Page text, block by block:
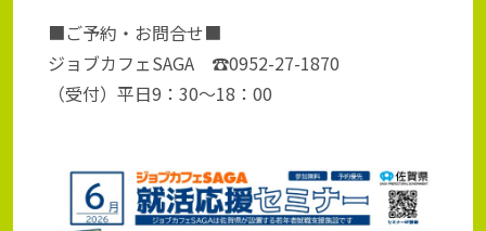
■ご予約・お問合せ■
ジョブカフェSAGA ☎0952-27-1870
（受付）平日9：30～18：00